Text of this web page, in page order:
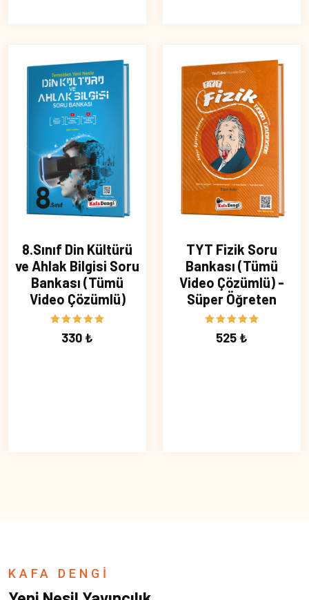
8.Sınıf Din Kültürü
ve Ahlak Bilgisi Soru
Bankası (Tümü
Video Çözümlü)
330 ₺
TYT Fizik Soru
Bankası (Tümü
Video Çözümlü) -
Süper Öğreten
525 ₺
KAFA DENGİ